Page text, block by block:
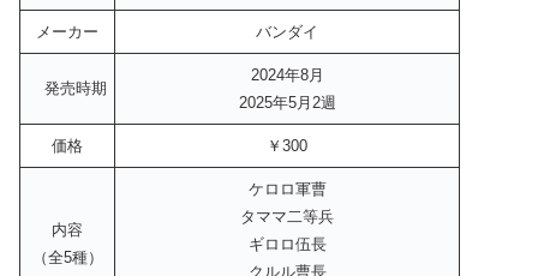
メーカー バンダイ
発売時期
2024年8月
2025年5月2週
価格 ￥300
内容
（全5種）
ケロロ軍曹
タママ二等兵
ギロロ伍長
クルル曹長